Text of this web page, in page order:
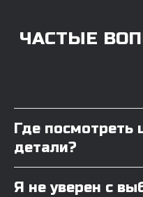
Где посмотреть
детали?
Я не уверен с